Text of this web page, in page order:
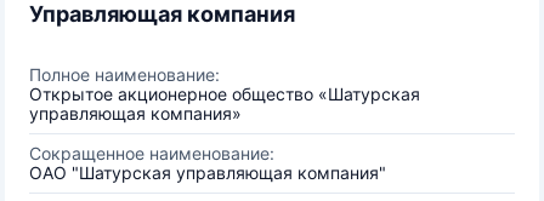
Управляющая компания
Полное наименование:
Открытое акционерное общество «Шатурская
управляющая компания»
Сокращенное наименование:
ОАО "Шатурская управляющая компания"